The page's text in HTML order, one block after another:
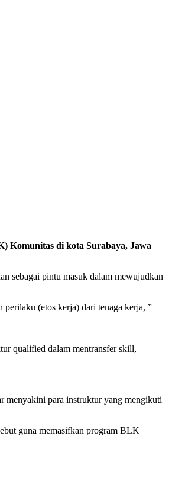
di kota Surabaya, Jawa
sebagai pintu masuk dalam mewujudkan
perilaku (etos kerja) dari tenaga kerja, ”
qualified dalam mentransfer skill,
menyakini para instruktur yang mengikuti
guna memasifkan program BLK